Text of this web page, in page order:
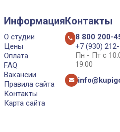
Информация
О студии
Цены
Оплата
FAQ
Вакансии
Правила сайта
Контакты
Карта сайта
Контакты
8 800 200-
+7 (930)
Пн - Пт с
19:00